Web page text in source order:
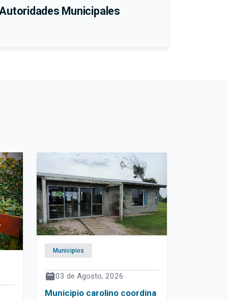
Municipales
Municipios
03 de Agosto, 2026
Municipio carolino coordina